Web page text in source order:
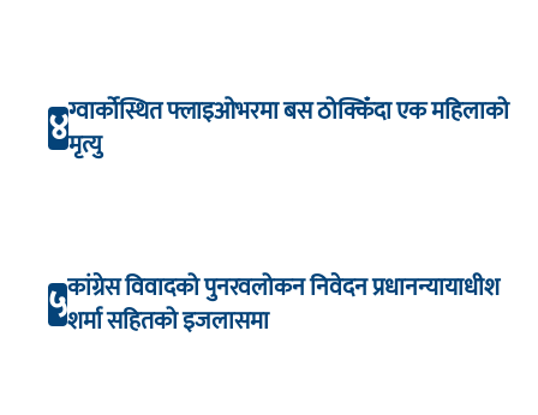
४ग्वार्कोस्थित फ्लाइओभरमा बस ठोक्किँदा एक महिलाको
मृत्यु
५कांग्रेस विवादको पुनरवलोकन निवेदन प्रधानन्यायाधीश
शर्मा सहितको इजलासमा